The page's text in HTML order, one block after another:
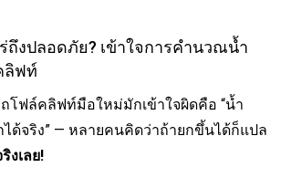
ถึงปลอดภัย? เข้าใจการคำนวณน้ำ
ลิฟท์
โฟล์คลิฟท์มือใหม่มักเข้าใจผิดคือ “น้ำ
ด้จริง” — หลายคนคิดว่าถ้ายกขึ้นได้ก็แปล
งเลย!